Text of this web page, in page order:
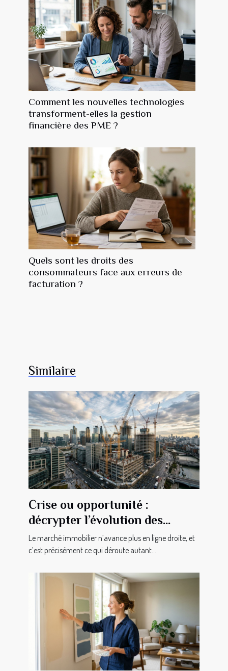
Comment les nouvelles technologies
transforment-elles la gestion
financière des PME ?
Quels sont les droits des
consommateurs face aux erreurs de
facturation ?
Similaire
Crise ou opportunité :
décrypter l’évolution des
investissements immobiliers
Le marché immobilier n’avance plus en ligne droite, et
c’est précisément ce qui déroute autant...